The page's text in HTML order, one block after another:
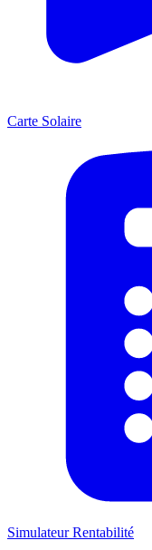
Carte Solaire
Simulateur Rentabilité